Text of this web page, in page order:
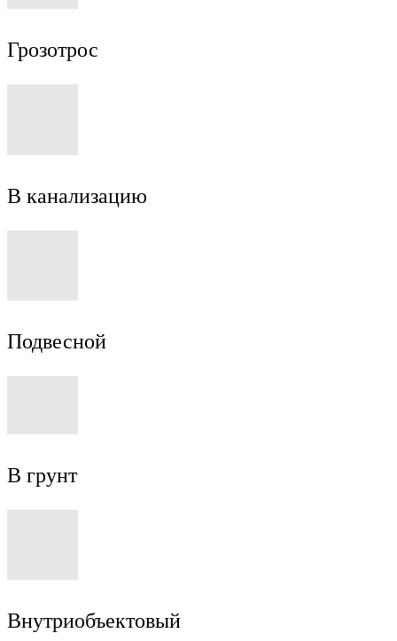
Грозотрос
В канализацию
Подвесной
В грунт
Внутриобъектовый